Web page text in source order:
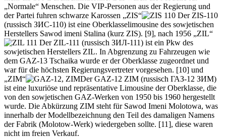
Normale
Menschen. Die VIP-Personen aus der Regierung und
der Partei fuhren schwarze Karossen
ZIS
Der ZIS-110
(russisch ЗИС-110) ist eine Oberklasselimousine des sowjetischen
Herstellers Sawod imeni Stalina (kurz ZIS). [9], nach 1956
ZIL
Der ZIL-111 (russisch ЗИЛ-111) ist ein Pkw des
sowjetischen Herstellers ZIL. In Abgrenzung zu Fahrzeugen wie
dem GAZ-13 Tschaika wurde er der Oberklasse zugeordnet und
war für die höchsten Regierungsvertreter vorgesehen. [10] und
ZIM
Der GAZ-12 ZIM (russisch ГАЗ-12 ЗИМ)
ist eine luxuriöse und repräsentative Limousine der Oberklasse, die
von den sowjetischen GAZ-Werken von 1950 bis 1960 hergestellt
wurde. Die Abkürzung ZIM steht für Sawod Imeni Molotowa, was
innerhalb der Modellbezeichnung den Teil des damaligen Namens
der Fabrik (Molotow-Werk) wiedergeben sollte. [11], diese waren
nicht im freien Verkauf.